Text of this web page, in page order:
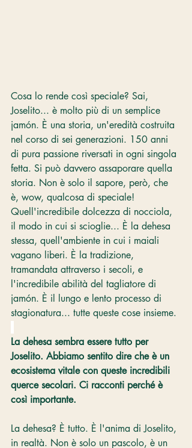
Cosa lo rende così speciale? Sai,
Joselito... è molto più di un semplice
jamón. È una storia, un'eredità costruita
nel corso di sei generazioni. 150 anni
di pura passione riversati in ogni singola
fetta. Si può davvero assaporare quella
storia. Non è solo il sapore, però, che
è, wow, qualcosa di speciale!
Quell'incredibile dolcezza di nocciola,
il modo in cui si scioglie... È la dehesa
stessa, quell'ambiente in cui i maiali
vagano liberi. È la tradizione,
tramandata attraverso i secoli, e
l'incredibile abilità del tagliatore di
jamón. È il lungo e lento processo di
stagionatura... tutte queste cose insieme.
La dehesa sembra essere tutto per
Joselito. Abbiamo sentito dire che è un
ecosistema vitale con queste incredibili
querce secolari. Ci racconti perché è
così importante.
La dehesa? È tutto. È l'anima di Joselito,
in realtà. Non è solo un pascolo, è un